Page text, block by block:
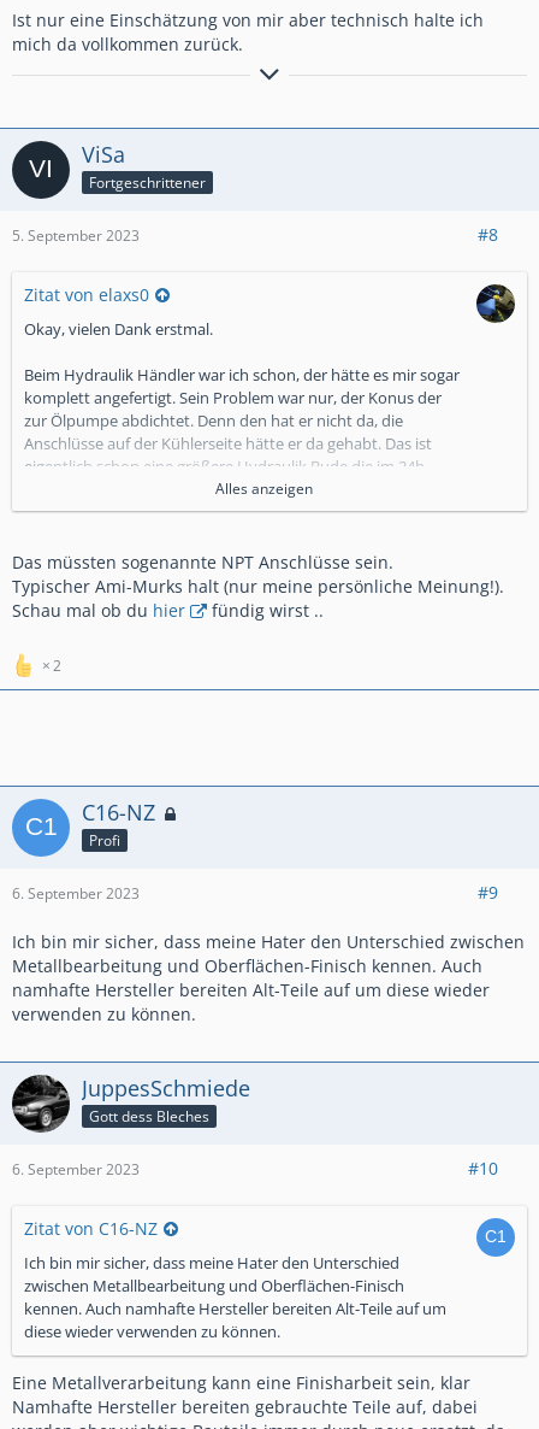
Ist nur eine Einschätzung von mir aber technisch halte ich
mich da vollkommen zurück.
It´s nice to be important but it´s more important
ViSa
Fortgeschrittener
5. September 2023 #8
Zitat von elaxs0
Okay, vielen Dank erstmal.
Beim Hydraulik Händler war ich schon, der hätte es mir sogar
komplett angefertigt. Sein Problem war nur, der Konus der
zur Ölpumpe abdichtet. Denn den hat er nicht da, die
Anschlüsse auf der Kühlerseite hätte er da gehabt. Das ist
eigentlich schon eine größere Hydraulik Bude die im 24h
Alles anzeigen
Das müssten sogenannte NPT Anschlüsse sein.
Typischer Ami-Murks halt (nur meine persönliche Meinung!).
Schau mal ob du hier fündig wirst ..
2
C16-NZ
Profi
6. September 2023 #9
Ich bin mir sicher, dass meine Hater den Unterschied zwischen
Metallbearbeitung und Oberflächen-Finisch kennen. Auch
namhafte Hersteller bereiten Alt-Teile auf um diese wieder
verwenden zu können.
JuppesSchmiede
Gott dess Bleches
6. September 2023 #10
Zitat von C16-NZ
Ich bin mir sicher, dass meine Hater den Unterschied
zwischen Metallbearbeitung und Oberflächen-Finisch
kennen. Auch namhafte Hersteller bereiten Alt-Teile auf um
diese wieder verwenden zu können.
Eine Metallverarbeitung kann eine Finisharbeit sein, klar
Namhafte Hersteller bereiten gebrauchte Teile auf, dabei